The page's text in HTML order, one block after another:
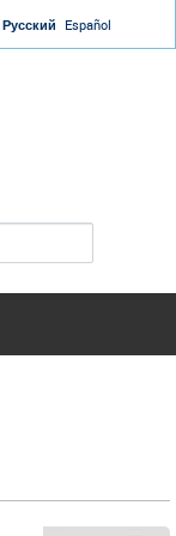
Русский Español